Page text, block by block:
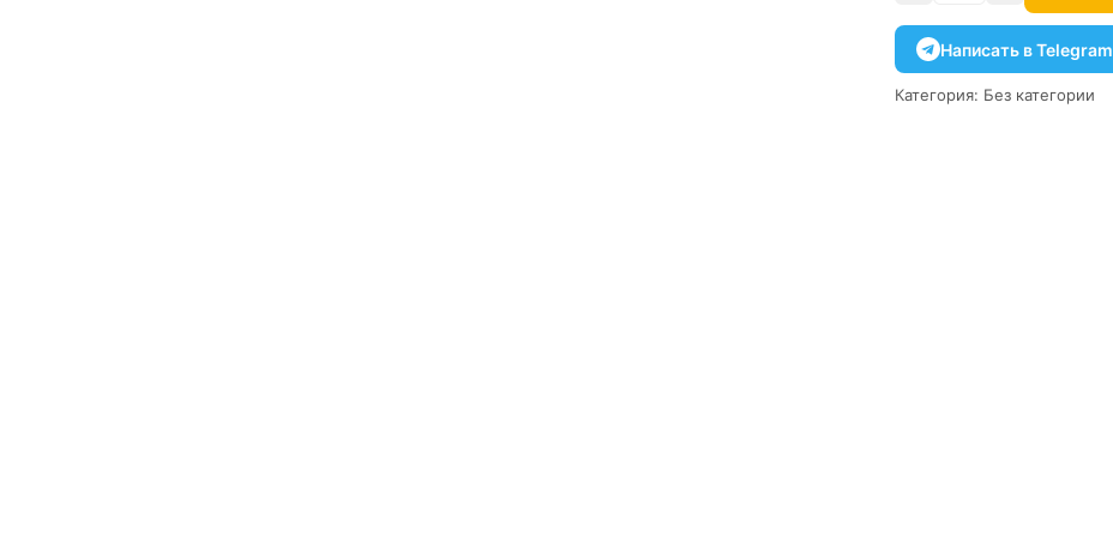
Написать в Telegram
Категория: Без категории